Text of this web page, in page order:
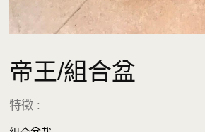
帝王/組合盆
特徵 :